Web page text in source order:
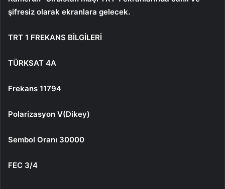
şifresiz olarak ekranlara gelecek.
TRT 1 FREKANS BİLGİLERİ
TÜRKSAT 4A
Frekans 11794
Polarizasyon V(Dikey)
Sembol Oranı 30000
FEC 3/4